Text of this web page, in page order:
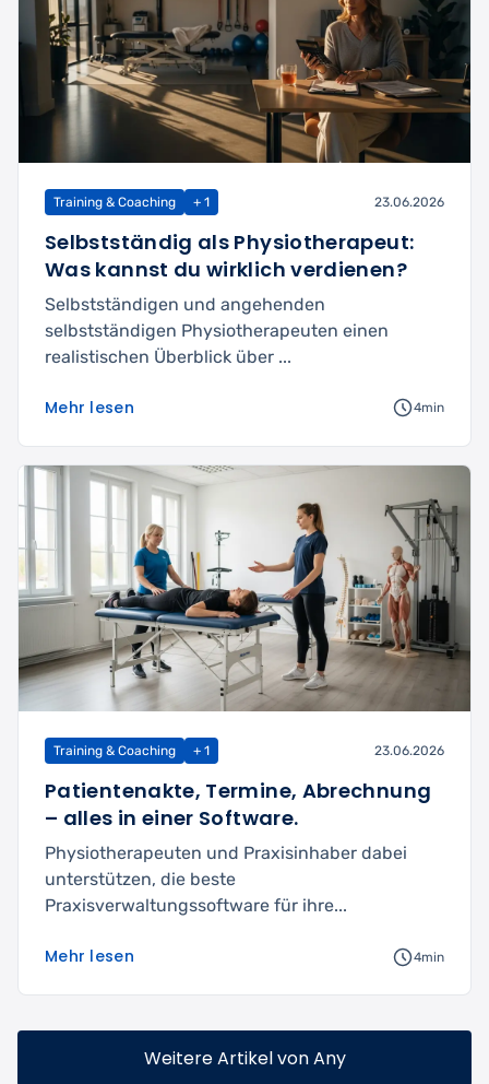
Training & Coaching + 1 23.06.2026
Selbstständig als Physiotherapeut:
Was kannst du wirklich verdienen?
Selbstständigen und angehenden
selbstständigen Physiotherapeuten einen
realistischen Überblick über ...
Mehr lesen 4min
Training & Coaching + 1 23.06.2026
Patientenakte, Termine, Abrechnung
– alles in einer Software.
Physiotherapeuten und Praxisinhaber dabei
unterstützen, die beste
Praxisverwaltungssoftware für ihre...
Mehr lesen 4min
Weitere Artikel von Any